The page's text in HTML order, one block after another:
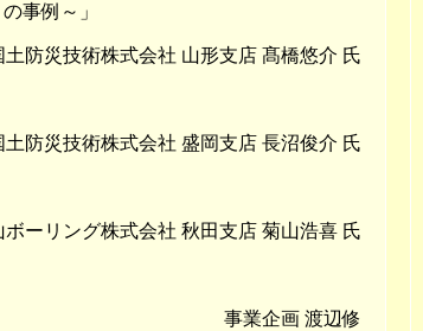
事例～」
土防災技術株式会社 山形支店 髙橋悠介 氏
土防災技術株式会社 盛岡支店 長沼俊介 氏
ボーリング株式会社 秋田支店 菊山浩喜 氏
事業企画 渡辺修